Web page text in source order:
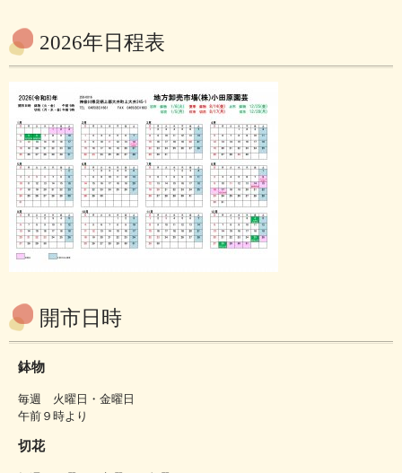
2026年日程表
開市日時
鉢物
毎週 火曜日・金曜日
午前９時より
切花